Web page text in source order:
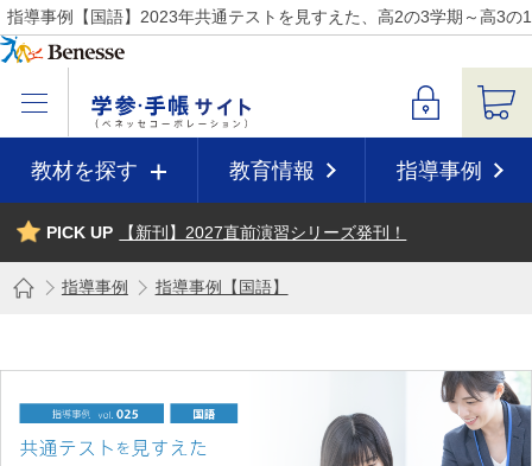
指導事例【国語】2023年共通テストを見すえた、高2の3学期～高3の
教材を探す 教育情報 指導事例
PICK UP 【新刊】2027直前演習シリーズ発刊！
指導事例 指導事例【国語】